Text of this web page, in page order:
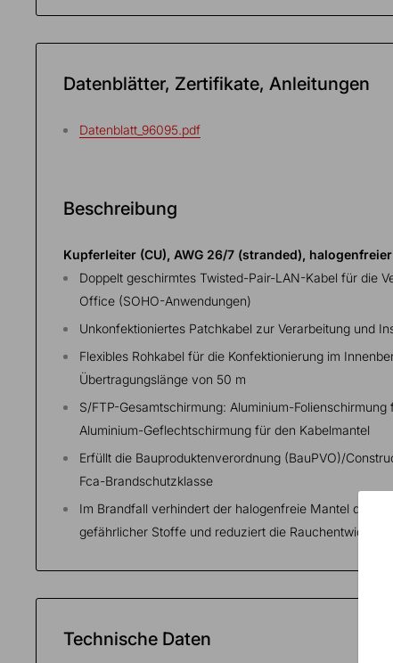
Datenblätter, Zertifikate, Anleitungen
Datenblatt_96095.pdf
Beschreibung
Kupferleiter (CU), AWG 26/7 (stranded),
Doppelt geschirmtes Twisted-Pair-LAN-Kabel für die
Office (SOHO-Anwendungen)
Unkonfektioniertes Patchkabel zur Verarbeitung und
Flexibles Rohkabel für die Konfektionierung im
Übertragungslänge von 50 m
S/FTP-Gesamtschirmung: Aluminium-
Aluminium-Geflechtschirmung für den Kabelmantel
Erfüllt die Bauproduktenverordnung (BauPVO)/
Fca-Brandschutzklasse
Im Brandfall verhindert der halogenfreie Mantel des
gefährlicher Stoffe und reduziert die Rauchentwicklung
Technische Daten